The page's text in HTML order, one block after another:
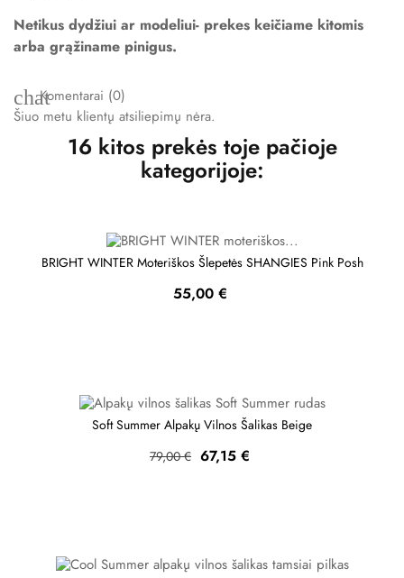
Netikus dydžiui ar modeliui- prekes keičiame kitomis
arba grąžiname pinigus.
chatKomentarai (0)
Šiuo metu klientų atsiliepimų nėra.
16 kitos prekės toje pačioje
kategorijoje:
BRIGHT WINTER Moteriškos Šlepetės SHANGIES Pink Posh
Kaina
55,00 €
Soft Summer Alpakų Vilnos Šalikas Beige
Bazinė
79,00 € Kaina
67,15 €